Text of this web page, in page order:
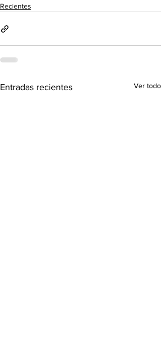
Recientes
Entradas recientes Ver todo